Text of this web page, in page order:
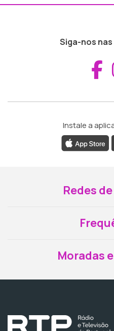
Siga-nos
Instale a
Redes
Moradas